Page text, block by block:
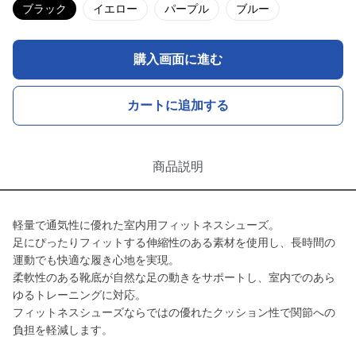
ブラック イエロー パープル ブルー
購入画面に進む
カートに追加する
商品説明
軽量で通気性に優れた室内用フィットネスシューズ。
足にぴったりフィットする伸縮性のある素材を使用し、長時間の
運動でも快適な履き心地を実現。
柔軟性のある靴底が自然な足の動きをサポートし、室内でのあら
ゆるトレーニングに対応。
フィットネスシューズならではの優れたクッション性で関節への
負担を軽減します。